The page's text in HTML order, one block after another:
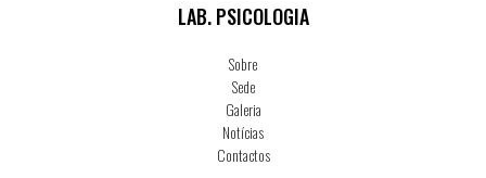
LAB. PSICOLOGIA
Sobre
Sede
Galeria
Notícias
Contactos